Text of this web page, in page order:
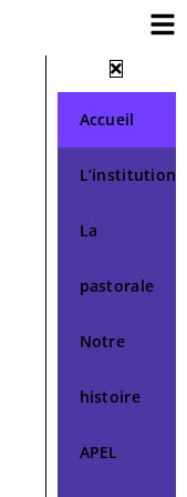
Accueil
L’institution
La
pastorale
Notre
histoire
APEL